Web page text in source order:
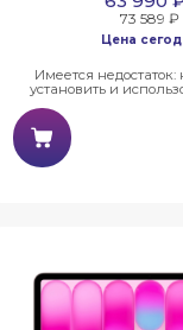
73 589 ₽
Цена
Имеется
установить и